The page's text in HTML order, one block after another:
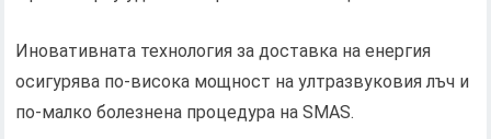
Иновативната технология за доставка на енергия
осигурява по-висока мощност на ултразвуковия лъч и
по-малко болезнена процедура на SMAS.